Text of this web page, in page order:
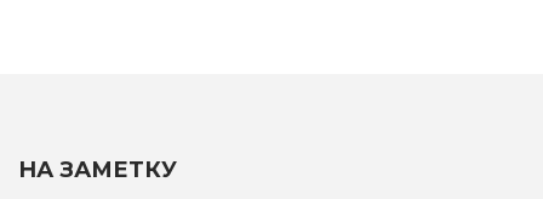
НА ЗАМЕТКУ